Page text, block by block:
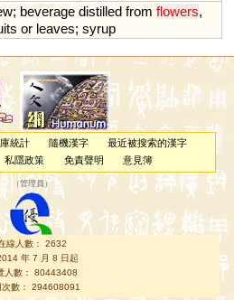
; beverage distilled from flowers,
or leaves; syrup
統計 隨機漢字
最近被搜索的漢字
私隱政策 免責聲明 意見簿
（管理員 ）
線人數： 2632
年 7 月 8 日起
人數： 80443408
次數： 294608091